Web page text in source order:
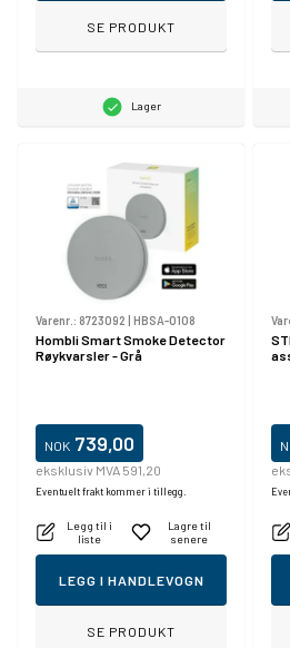
SE PRODUKT
Lager
Varenr.: 8723092 | HBSA-0108
Hombli Smart Smoke Detector
Røykvarsler - Grå
NOK 739,00
eksklusiv MVA 591,20
Eventuelt frakt kommer i tillegg.
Legg til i
liste
Lagre til
senere
LEGG I HANDLEVOGN
SE PRODUKT